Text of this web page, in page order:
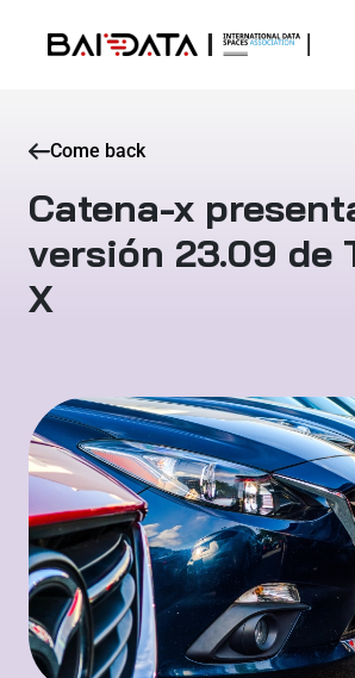
Come back
Catena-x
versión 23.09 de
X